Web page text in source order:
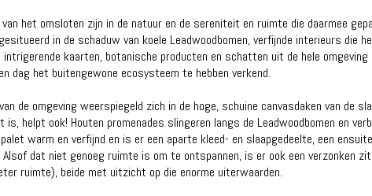
van het omsloten zijn in de natuur en de sereniteit en ruimte die daarmee
in de schaduw van koele Leadwoodbomen, verfijnde interieurs die
kaarten, botanische producten en schatten uit de hele
dag het buitengewone ecosysteem te hebben verkend.
de omgeving weerspiegeld zich in de hoge, schuine canvasdaken van
helpt ook! Houten promenades slingeren langs de Leadwoodbomen en
warm en verfijnd en is er een aparte kleed- en slaapgedeelte, een
dat niet genoeg ruimte is om te ontspannen, is er ook een verzonken
ruimte), beide met uitzicht op die enorme uiterwaarden.